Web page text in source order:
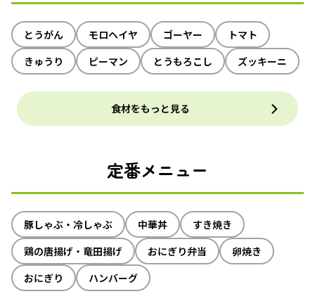
とうがん モロヘイヤ ゴーヤー
トマト
きゅうり
ピーマン とうもろこし ズッキーニ
食材をもっと見る
定番メニュー
豚しゃぶ・冷しゃぶ 中華丼
すき焼き
鶏の唐揚げ・竜田揚げ
おにぎり弁当
卵焼き
おにぎり
ハンバーグ